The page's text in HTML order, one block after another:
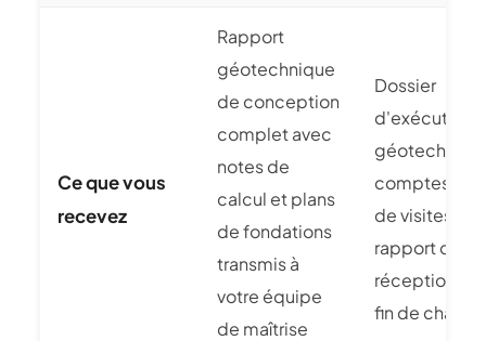
Ce que vous
recevez
Rapport
géotechnique
de conception
complet avec
notes de
calcul et plans
de fondations
transmis à
votre équipe
de maîtrise
Dossier
d'exécution
comptes-
de visites
rapport de
réception
fin de